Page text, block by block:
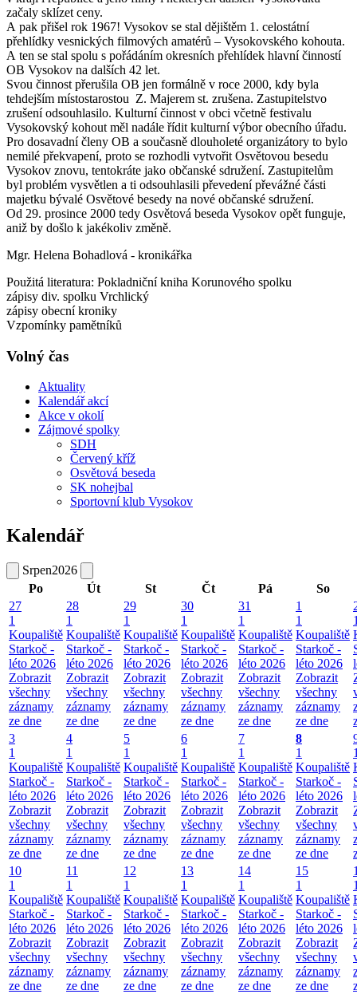
začaly sklízet ceny.
A pak přišel rok 1967! Vysokov se stal dějištěm 1. celostátní
přehlídky vesnických filmových amatérů – Vysokovského kohouta.
A ten se stal spolu s pořádáním okresních přehlídek hlavní činností
OB Vysokov na dalších 42 let.
Svou činnost přerušila OB jen formálně v roce 2000, kdy byla
tehdejším místostarostou Z. Majerem st. zrušena. Zastupitelstvo
zrušení odsouhlasilo. Kulturní činnost v obci včetně festivalu
Vysokovský kohout měl nadále řídit kulturní výbor obecního úřadu.
Pro dosavadní členy OB a současně dlouholeté organizátory to bylo
nemilé překvapení, proto se rozhodli vytvořit Osvětovou besedu
Vysokov znovu, tentokráte jako občanské sdružení. Zastupitelům
byl problém vysvětlen a ti odsouhlasili převedení převážné části
majetku bývalé Osvětové besedy na nové občanské sdružení.
Od 29. prosince 2000 tedy Osvětová beseda Vysokov opět funguje,
aniž by došlo k jakékoliv změně.
Mgr. Helena Bohadlová - kronikářka
Použitá literatura: Pokladniční kniha Korunového spolku
zápisy div. spolku Vrchlický
zápisy obecní kroniky
Vzpomínky pamětníků
Volný čas
Aktuality
Kalendář akcí
Akce v okolí
Zájmové spolky
SDH
Červený kříž
Osvětová beseda
SK nohejbal
Sportovní klub Vysokov
Kalendář
Srpen2026
Po
Út St Čt Pá
So
27
1
Koupaliště
Starkoč -
léto 2026
Zobrazit
všechny
záznamy
ze dne
28
1
Koupaliště
Starkoč -
léto 2026
Zobrazit
všechny
záznamy
ze dne
29
1
Koupaliště
Starkoč -
léto 2026
Zobrazit
všechny
záznamy
ze dne
30
1
Koupaliště
Starkoč -
léto 2026
Zobrazit
všechny
záznamy
ze dne
31
1
Koupaliště
Starkoč -
léto 2026
Zobrazit
všechny
záznamy
ze dne
1
1
Koupaliště
Starkoč -
léto 2026
Zobrazit
všechny
záznamy
ze dne
3
1
Koupaliště
Starkoč -
léto 2026
Zobrazit
všechny
záznamy
ze dne
4
1
Koupaliště
Starkoč -
léto 2026
Zobrazit
všechny
záznamy
ze dne
5
1
Koupaliště
Starkoč -
léto 2026
Zobrazit
všechny
záznamy
ze dne
6
1
Koupaliště
Starkoč -
léto 2026
Zobrazit
všechny
záznamy
ze dne
7
1
Koupaliště
Starkoč -
léto 2026
Zobrazit
všechny
záznamy
ze dne
8
1
Koupaliště
Starkoč -
léto 2026
Zobrazit
všechny
záznamy
ze dne
10
1
Koupaliště
Starkoč -
léto 2026
Zobrazit
všechny
záznamy
ze dne
11
1
Koupaliště
Starkoč -
léto 2026
Zobrazit
všechny
záznamy
ze dne
12
1
Koupaliště
Starkoč -
léto 2026
Zobrazit
všechny
záznamy
ze dne
13
1
Koupaliště
Starkoč -
léto 2026
Zobrazit
všechny
záznamy
ze dne
14
1
Koupaliště
Starkoč -
léto 2026
Zobrazit
všechny
záznamy
ze dne
15
1
Koupaliště
Starkoč -
léto 2026
Zobrazit
všechny
záznamy
ze dne